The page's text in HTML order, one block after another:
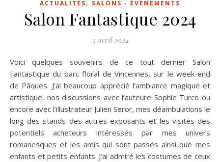
ACTUALITÉS, SALONS - ÉVÉNEMENTS
Salon Fantastique 2024
3 avril 2024
Voici quelques souvenirs de ce tout dernier Salon
Fantastique du parc floral de Vincennes, sur le week-end
de Pâques. J’ai beaucoup apprécié l’ambiance magique et
artistique, nos discussions avec l’auteure Sophie Turco ou
encore avec l’illustrateur Julien Seror, mes déambulations le
long des stands des autres exposants et les visites des
potentiels acheteurs intéressés par mes univers
romanesques et les amis qui sont passés ainsi que mes
enfants et petits enfants. J’ai admiré les costumes de ceux